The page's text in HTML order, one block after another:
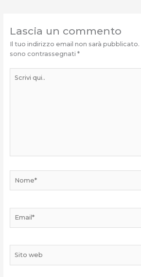
Lascia un commento
Il tuo indirizzo email non sarà pubblicato.
sono contrassegnati *
qui..
web